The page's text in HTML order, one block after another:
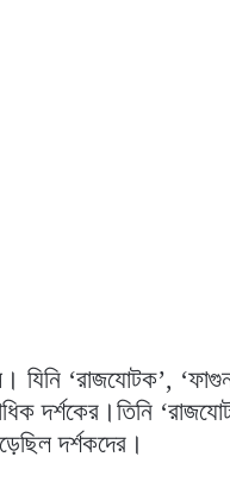
যিনি ‘রাজযোটক’,
দর্শকের।তিনি
দর্শকদের।